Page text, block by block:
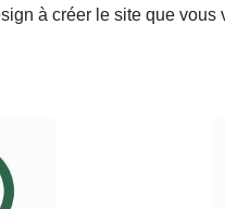
à créer le site que vous